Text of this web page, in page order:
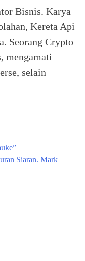
Bisnis. Karya
Kereta Api
Seorang Crypto
mengamati
selain
Siaran. Mark